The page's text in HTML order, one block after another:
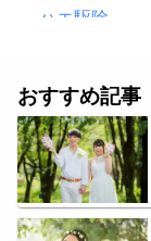
ハエ駆除
シロアリ駆除
毛虫・チャド
コウモリ駆除
クモ駆除
ハクビシン・
おすすめ記事